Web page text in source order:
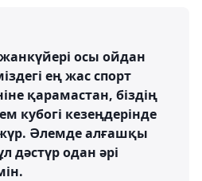
осы ойдан
ең жас спорт
қарамастан, біздің
кубогі кезеңдерінде
Әлемде алғашқы
дәстүр одан әрі